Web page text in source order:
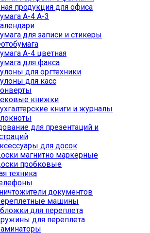
продукция для офиса
А-4 А-3
для записи и стикеры
А-4 цветная
для факса
для оргтехники
для касс
книжки
книги и журналы
для презентаций и
для досок
магнитно маркерные
пробковые
техника
документов
машины
для переплета
для переплета